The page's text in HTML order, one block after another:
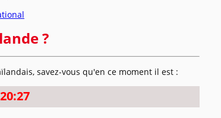
?
savez-vous qu'en ce moment il est :